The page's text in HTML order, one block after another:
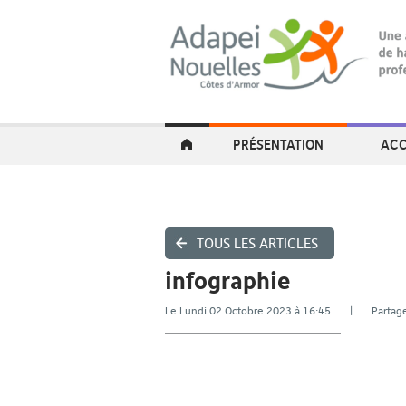
PRÉSENTATION
TOUS LES ARTICLES
infographie
Le Lundi 02 Octobre 2023 à 16:45 |